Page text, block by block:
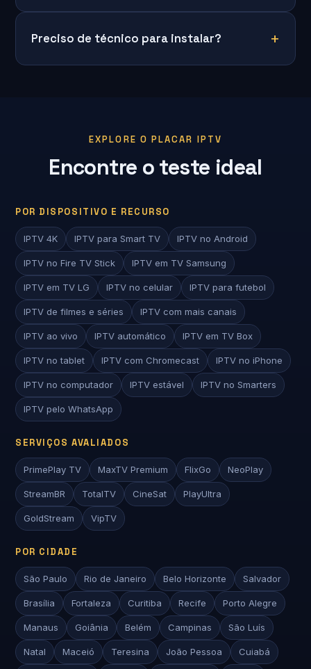
Preciso de técnico para instalar?
EXPLORE O PLACAR IPTV
Encontre o teste ideal
POR DISPOSITIVO E RECURSO
IPTV 4K IPTV para Smart TV IPTV no Android
IPTV no Fire TV Stick IPTV em TV Samsung
IPTV em TV LG IPTV no celular IPTV para futebol
IPTV de filmes e séries IPTV com mais canais
IPTV ao vivo IPTV automático IPTV em TV Box
IPTV no tablet IPTV com Chromecast IPTV no iPhone
IPTV no computador IPTV estável IPTV no Smarters
IPTV pelo WhatsApp
SERVIÇOS AVALIADOS
PrimePlay TV MaxTV Premium FlixGo NeoPlay
StreamBR TotalTV CineSat PlayUltra
GoldStream VipTV
POR CIDADE
São Paulo Rio de Janeiro Belo Horizonte Salvador
Brasília Fortaleza Curitiba Recife Porto Alegre
Manaus Goiânia Belém Campinas São Luís
Natal Maceió Teresina João Pessoa Cuiabá